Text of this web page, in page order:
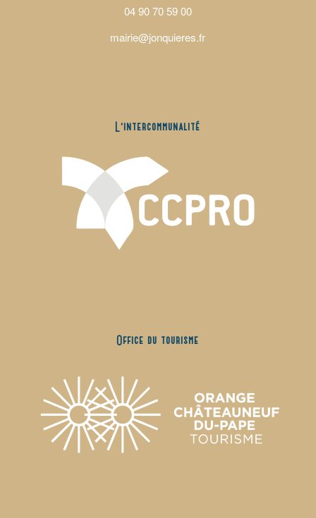
04 90 70 59 00
mairie@jonquieres.fr
L’intercommunalité
Office du tourisme